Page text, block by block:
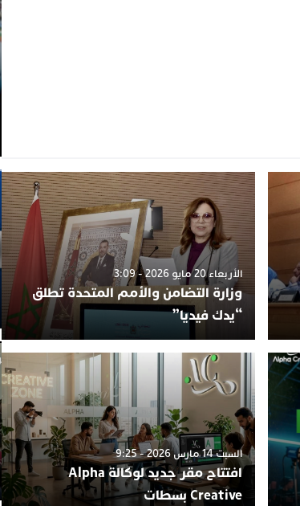
الأربعاء 20 مايو 2026 - 3:09
وزارة التضامن والأمم المتحدة تطلق
“يدك فيديا”
السبت 14 مارس 2026 - 9:25
افتتاح مقر جديد لوكالة Alpha
Creative بسطات